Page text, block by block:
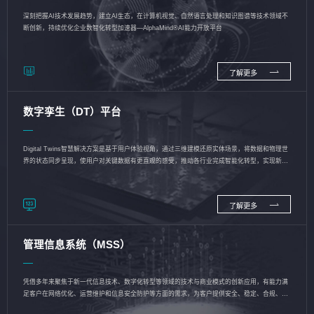
深刻把握AI技术发展趋势，建立AI生态，在计算机视觉、自然语言处理和知识图谱等技术领域不
断创新，持续优化企业数智化转型加速器—AlphaMind®AI能力开放平台
了解更多
数字孪生（DT）平台
Digital Twins智慧解决方案是基于用户体验视角，通过三维建模还原实体场景，将数据和物理世
界的状态同步呈现，使用户对关键数据有更直观的感受，推动各行业完成智能化转型，实现新旧
了解更多
管理信息系统（MSS）
凭借多年来聚焦于新一代信息技术、数字化转型等领域的技术与商业模式的创新应用，有能力满
足客户在网络优化、运营维护和信息安全防护等方面的需求，为客户提供安全、稳定、合规、持